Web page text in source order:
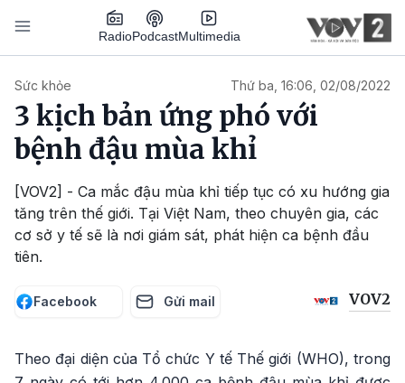
Nhảy đến nội dung
RadioPodcastMultimedia
Sức khỏe Thứ ba, 16:06, 02/08/2022
3 kịch bản ứng phó với
bệnh đậu mùa khỉ
[VOV2] - Ca mắc đậu mùa khỉ tiếp tục có xu hướng gia
tăng trên thế giới. Tại Việt Nam, theo chuyên gia, các
cơ sở y tế sẽ là nơi giám sát, phát hiện ca bệnh đầu
tiên.
Facebook Gửi mail VOV2
Theo đại diện của Tổ chức Y tế Thế giới (WHO), trong